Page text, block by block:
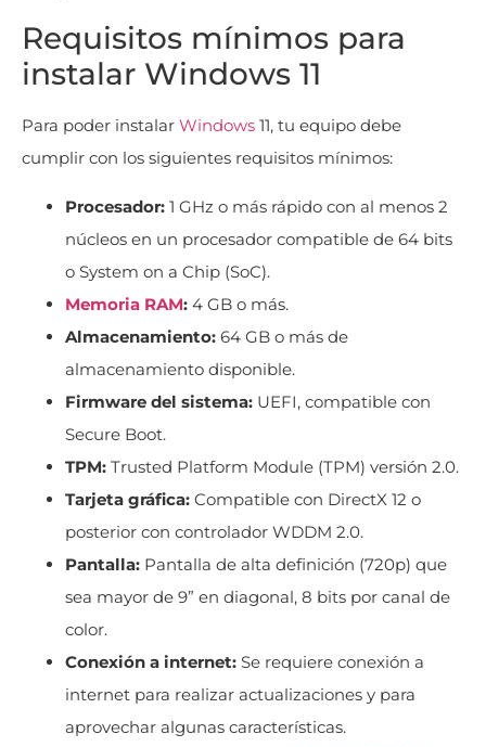
Requisitos mínimos para
instalar Windows 11
Para poder instalar Windows 11, tu equipo debe
cumplir con los siguientes requisitos mínimos:
Procesador: 1 GHz o más rápido con al menos 2
núcleos en un procesador compatible de 64 bits
o System on a Chip (SoC).
Memoria RAM: 4 GB o más.
Almacenamiento: 64 GB o más de
almacenamiento disponible.
Firmware del sistema: UEFI, compatible con
Secure Boot.
TPM: Trusted Platform Module (TPM) versión 2.0.
Tarjeta gráfica: Compatible con DirectX 12 o
posterior con controlador WDDM 2.0.
Pantalla: Pantalla de alta definición (720p) que
sea mayor de 9” en diagonal, 8 bits por canal de
color.
Conexión a internet: Se requiere conexión a
internet para realizar actualizaciones y para
aprovechar algunas características.